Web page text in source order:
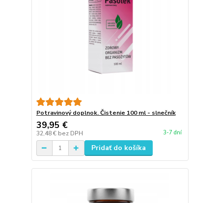
Potravinový doplnok. Čistenie 100 ml - slnečník
39,95 €
32,48 € bez DPH 3-7 dní
Pridať do košíka